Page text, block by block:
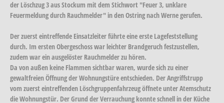
der Löschzug 3 aus Stockum mit dem Stichwort "Feuer 3, unklare
Feuermeldung durch Rauchmelder" in den Ostring nach Werne gerufen.
Der zuerst eintreffende Einsatzleiter führte eine erste Lagefeststellung
durch. Im ersten Obergeschoss war leichter Brandgeruch festzustellen,
zudem war ein ausgelöster Rauchmelder zu hören.
Da von außen keine Flammen sichtbar waren, wurde sich zu einer
gewaltfreien Öffnung der Wohnungstüre entschieden. Der Angriffstrupp
vom zuerst eintreffenden Löschgruppenfahrzeug öffnete unter Atemschutz
die Wohnungstür. Der Grund der Verrauchung konnte schnell in der Küche